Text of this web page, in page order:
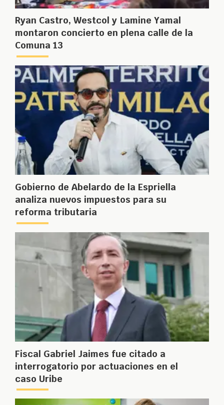
Ryan Castro, Westcol y Lamine Yamal
montaron concierto en plena calle de la
Comuna 13
Gobierno de Abelardo de la Espriella
analiza nuevos impuestos para su
reforma tributaria
Fiscal Gabriel Jaimes fue citado a
interrogatorio por actuaciones en el
caso Uribe